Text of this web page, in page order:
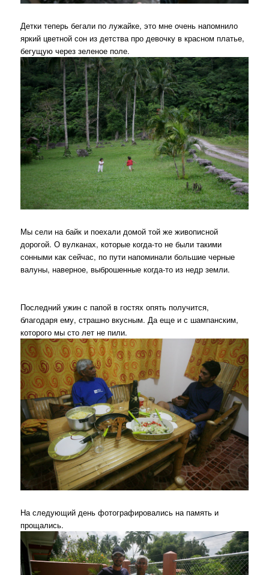
Детки теперь бегали по лужайке, это мне очень напомнило
яркий цветной сон из детства про девочку в красном платье,
бегущую через зеленое поле.
Мы сели на байк и поехали домой той же живописной
дорогой. О вулканах, которые когда-то не были такими
сонными как сейчас, по пути напоминали большие черные
валуны, наверное, выброшенные когда-то из недр земли.
Последний ужин с папой в гостях опять получится,
благодаря ему, страшно вкусным. Да еще и с шампанским,
которого мы сто лет не пили.
На следующий день фотографировались на память и
прощались.